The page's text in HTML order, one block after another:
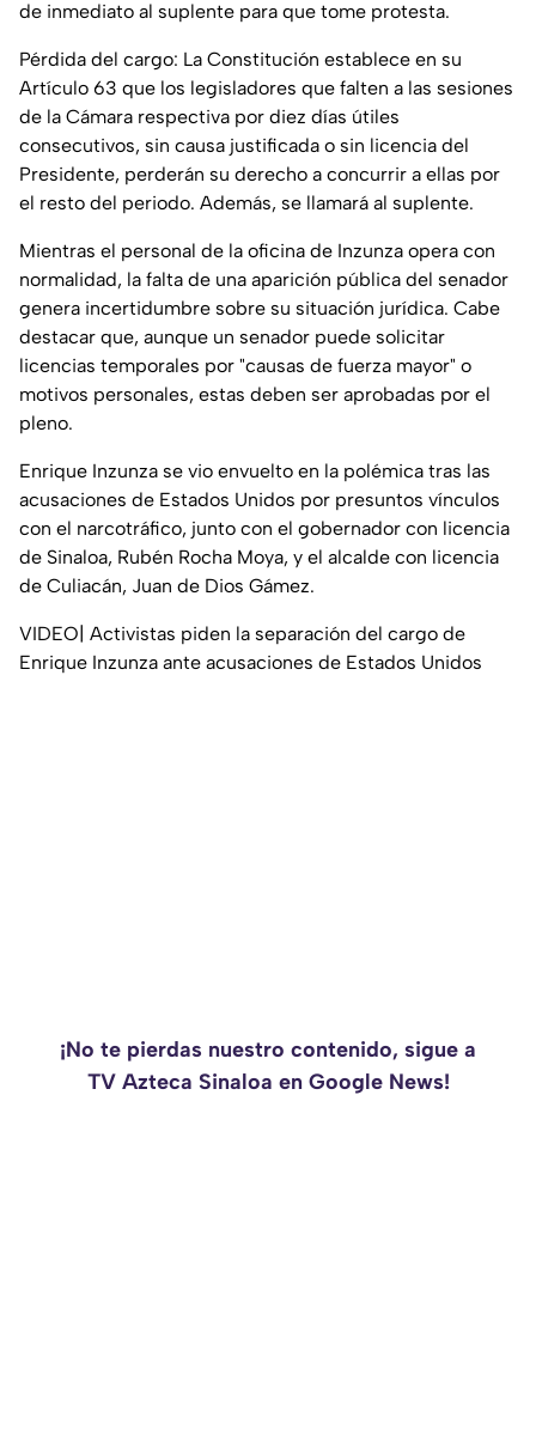
de inmediato al suplente para que tome protesta.
Pérdida del cargo: La Constitución establece en su
Artículo 63 que los legisladores que falten a las sesiones
de la Cámara respectiva por diez días útiles
consecutivos, sin causa justificada o sin licencia del
Presidente, perderán su derecho a concurrir a ellas por
el resto del periodo. Además, se llamará al suplente.
Mientras el personal de la oficina de Inzunza opera con
normalidad, la falta de una aparición pública del senador
genera incertidumbre sobre su situación jurídica. Cabe
destacar que, aunque un senador puede solicitar
licencias temporales por "causas de fuerza mayor" o
motivos personales, estas deben ser aprobadas por el
pleno.
Enrique Inzunza se vio envuelto en la polémica tras las
acusaciones de Estados Unidos por presuntos vínculos
con el narcotráfico, junto con el gobernador con licencia
de Sinaloa, Rubén Rocha Moya, y el alcalde con licencia
de Culiacán, Juan de Dios Gámez.
VIDEO| Activistas piden la separación del cargo de
Enrique Inzunza ante acusaciones de Estados Unidos
¡No te pierdas nuestro contenido, sigue a
TV Azteca Sinaloa en Google News!